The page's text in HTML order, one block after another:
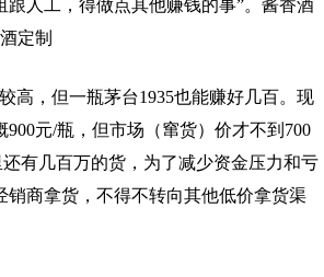
跟人工，得做点其他赚钱的事”。酱香酒
定制
高，但一瓶茅台1935也能赚好几百。现
元/瓶，但市场（窜货）价才不到700
有几百万的货，为了减少资金压力和亏
销商拿货，不得不转向其他低价拿货渠